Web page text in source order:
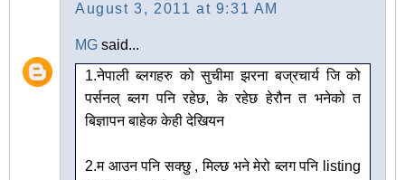
August 3, 2011 at 9:31 AM
MG said...
1.नेपाली ब्लगहरु को सुचीमा झरना बज्रचार्य जि को
पर्सनल् ब्लग पनि रहेछ, के रहेछ हेरौन त भनेको त
बिज्ञापन बाहेक केही देखियन
2.म आउन पनि सक्छु , मिल्छ भने मेरो ब्लग पनि listing